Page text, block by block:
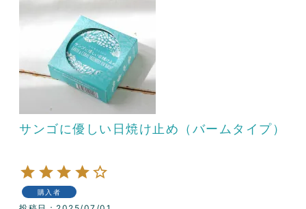
サンゴに優しい日焼け止め（バームタイプ）
購入者